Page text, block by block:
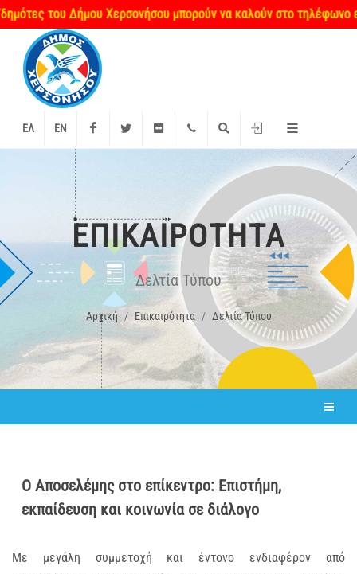
του Δήμου Χερσονήσου μπορούν να καλούν στο τηλέφωνο
ΕΛ EN FacebookTwitter Flickr +2897 340000Αναζήτηση
Είσοδος
ΕΠΙΚΑΙΡΌΤΗΤΑ
Δελτία Τύπου
Αρχική Επικαιρότητα Δελτία Τύπου
Ο Αποσελέμης στο επίκεντρο: Επιστήμη,
εκπαίδευση και κοινωνία σε διάλογο
Με μεγάλη συμμετοχή και έντονο ενδιαφέρον από